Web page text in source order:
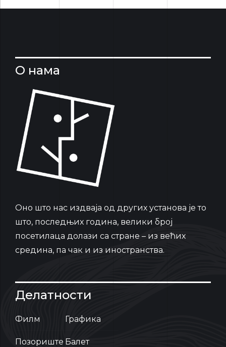
О нама
Oно што нас издваја од других установа је то
што, последњих година, велики број
посетилаца долази са стране – из већих
средина, па чак и из иностранства.
Делатности
Филм
Позориште
Графика
Балет